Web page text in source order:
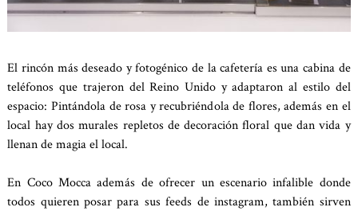
El rincón más deseado y fotogénico de la cafetería es una cabina de
teléfonos que trajeron del Reino Unido y adaptaron al estilo del
espacio: Pintándola de rosa y recubriéndola de flores, además en el
local hay dos murales repletos de decoración floral que dan vida y
llenan de magia el local.
En Coco Mocca además de ofrecer un escenario infalible donde
todos quieren posar para sus feeds de instagram, también sirven